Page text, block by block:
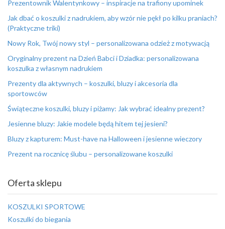
Prezentownik Walentynkowy – inspiracje na trafiony upominek
Jak dbać o koszulki z nadrukiem, aby wzór nie pękł po kilku praniach?
(Praktyczne triki)
Nowy Rok, Twój nowy styl – personalizowana odzież z motywacją
Oryginalny prezent na Dzień Babci i Dziadka: personalizowana
koszulka z własnym nadrukiem
Prezenty dla aktywnych – koszulki, bluzy i akcesoria dla
sportowców
Świąteczne koszulki, bluzy i piżamy: Jak wybrać idealny prezent?
Jesienne bluzy: Jakie modele będą hitem tej jesieni?
Bluzy z kapturem: Must-have na Halloween i jesienne wieczory
Prezent na rocznicę ślubu – personalizowane koszulki
Oferta sklepu
KOSZULKI SPORTOWE
Koszulki do biegania